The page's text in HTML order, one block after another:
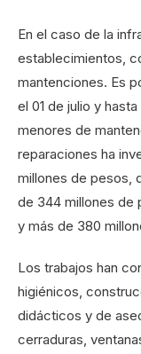
En el caso de la
establecimientos,
mantenciones. Es
el 01 de julio y
menores de
reparaciones ha
millones de pesos,
de 344 millones de
y más de 380
Los trabajos han
higiénicos,
didácticos y de
cerraduras,